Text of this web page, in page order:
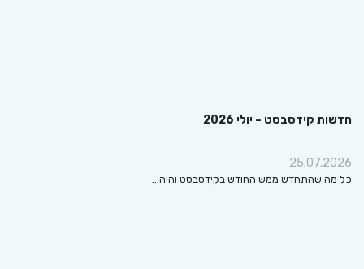
חדשות קידסבסט – יולי 2026
25.07.2026
כל מה שהתחדש ממש החודש בקידסבסט והיה…